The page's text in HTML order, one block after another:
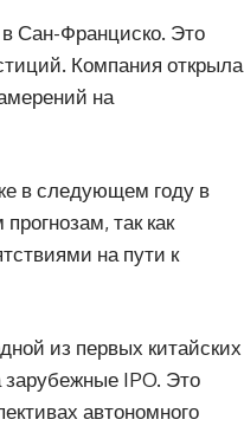
Сан-Франциско. Это
Компания открыла
на
в следующем году в
так как
на пути к
из первых китайских
зарубежные IPO. Это
автономного